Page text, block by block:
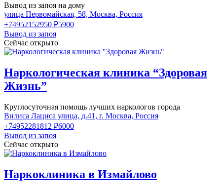
Вывод из запоя на дому
улица Первомайская, 58, Москва, Россия
+74952152950 ₽5900
Вывод из запоя
Сейчас открыто
Наркологическая клиника “Здоровая
Жизнь”
Круглосуточная помощь лучших наркологов города
Вилиса Лациса улица, д.41, г. Москва, Россия
+74952281812 ₽6000
Вывод из запоя
Сейчас открыто
Наркоклиника в Измайлово